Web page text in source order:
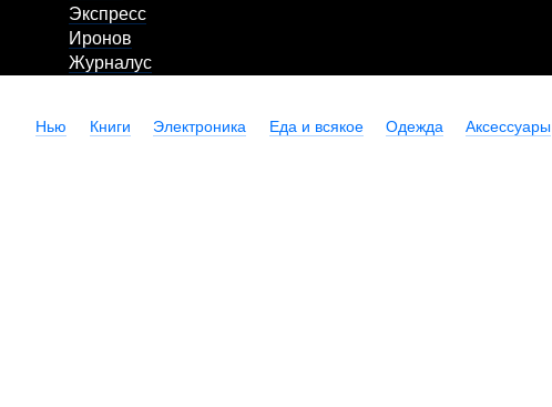
Экспресс
Иронов
Журналус
Нью Книги Электроника Еда и всякое Одежда Аксессуары